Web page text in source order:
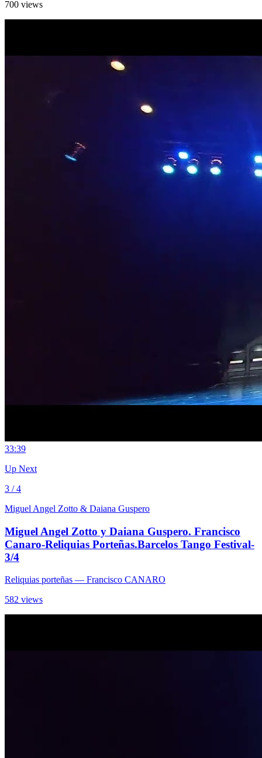
700 views
33:39
Up Next
3 / 4
Miguel Angel Zotto & Daiana Guspero
Miguel Angel Zotto y Daiana Guspero. Francisco
Canaro-Reliquias Porteñas.Barcelos Tango Festival-
3/4
Reliquias porteñas — Francisco CANARO
582 views